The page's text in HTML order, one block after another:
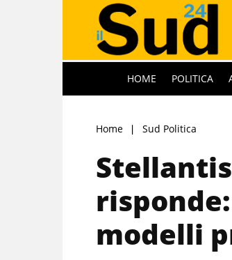
HOME POLITICA
Home Sud Politica
modelli